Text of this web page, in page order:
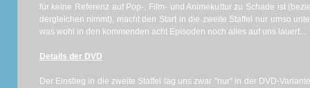
für keine Referenz auf Pop-, Film- und Animekultur zu Schade ist
dergleichen nimmt), macht den Start in die zweite Staffel nur umso
was wohl in den kommenden acht Episoden noch alles auf uns lauert...
Details der DVD
Der Einstieg in die zweite Staffel lag uns zwar "nur" in der DVD-